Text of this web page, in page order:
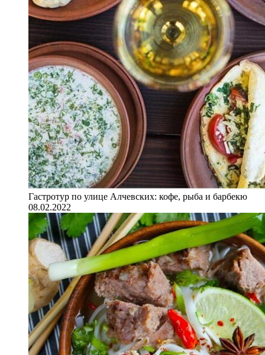
Гастротур по улице Алчевских: кофе, рыба и барбекю
08.02.2022